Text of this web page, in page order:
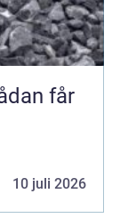
10 juli 2026